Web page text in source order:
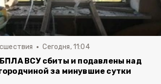
Сегодня, 11:04
ВСУ сбиты и подавлены над
за минувшие сутки